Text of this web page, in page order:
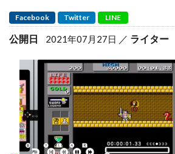
Facebook Twitter LINE
公開日 2021年07月27日 ライター